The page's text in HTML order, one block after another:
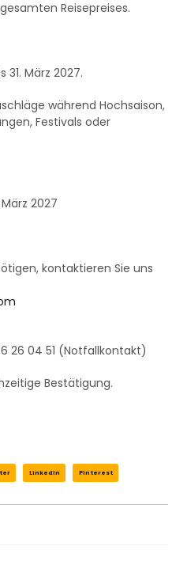
Reisepreises.
März 2027.
während Hochsaison,
Festivals oder
2027
kontaktieren Sie uns
26 04 51 (Notfallkontakt)
Bestätigung.
LinkedIn Pinterest